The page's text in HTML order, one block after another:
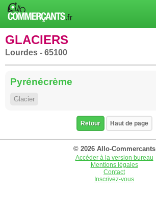
GLACIERS
Lourdes - 65100
Pyrénécrème
Glacier
Retour Haut de page
© 2026 Allo-Commercants
Accéder à la version bureau
Mentions légales
Contact
Inscrivez-vous